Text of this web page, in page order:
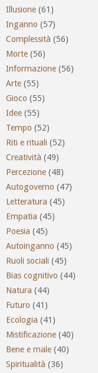
Illusione (61)
Inganno (57)
Complessità (56)
Morte (56)
Informazione (56)
Arte (55)
Gioco (55)
Idee (55)
Tempo (52)
Riti e rituali (52)
Creatività (49)
Percezione (48)
Autogoverno (47)
Letteratura (45)
Empatia (45)
Poesia (45)
Autoinganno (45)
Ruoli sociali (45)
Bias cognitivo (44)
Natura (44)
Futuro (41)
Ecologia (41)
Mistificazione (40)
Bene e male (40)
Spiritualità (36)